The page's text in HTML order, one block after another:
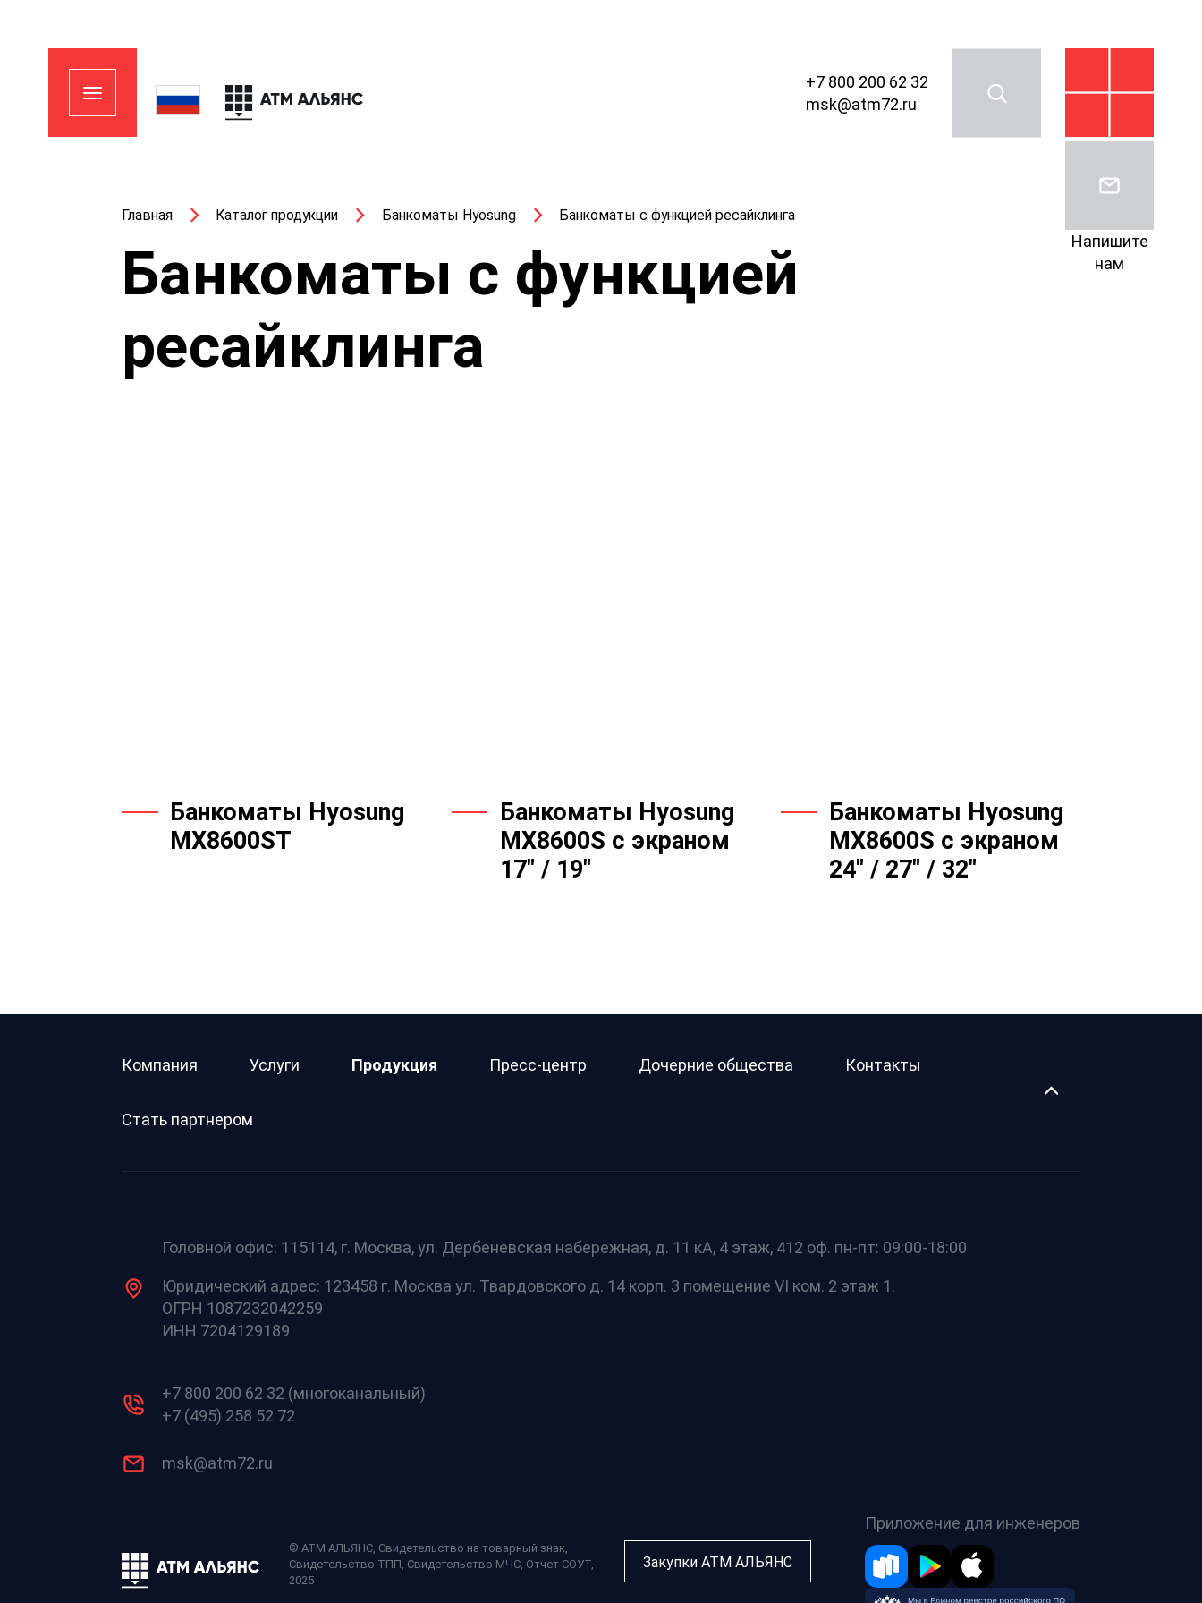
+7 800 200 62 32
msk@atm72.ru
Напишите
нам
Главная Каталог продукции Банкоматы Hyosung Банкоматы с функцией ресайклинга
Банкоматы с функцией
ресайклинга
Банкоматы Hyosung
MX8600ST
Банкоматы Hyosung
MX8600S с экраном
17" / 19"
Банкоматы Hyosung
MX8600S с экраном
24" / 27" / 32"
Компания Услуги Продукция Пресс-центр Дочерние общества Контакты
Стать партнером
Головной офис: 115114, г. Москва, ул. Дербеневская набережная, д. 11 кА, 4 этаж, 412 оф. пн-пт: 09:00-18:00
Юридический адрес: 123458 г. Москва ул. Твардовского д. 14 корп. 3 помещение VI ком. 2 этаж 1.
ОГРН 1087232042259
ИНН 7204129189
+7 800 200 62 32 (многоканальный)
+7 (495) 258 52 72
msk@atm72.ru
© АТМ АЛЬЯНС, Свидетельство на товарный знак
Свидетельство ТПП Свидетельство МЧС Отчет СОУТ
2025
Закупки АТМ АЛЬЯНС
Приложение для инженеров